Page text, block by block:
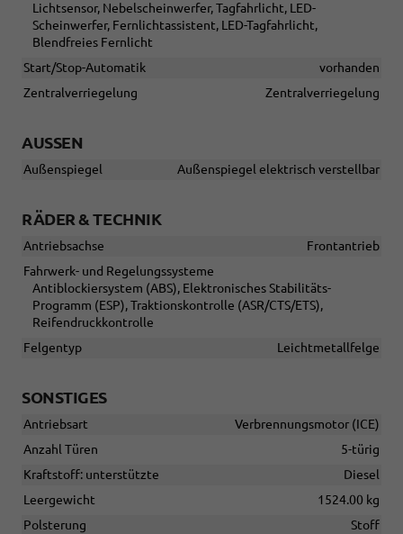
Lichtsensor, Nebelscheinwerfer, Tagfahrlicht, LED-
Scheinwerfer, Fernlichtassistent, LED-Tagfahrlicht,
Blendfreies Fernlicht
Start/Stop-Automatik
vorhanden
Zentralverriegelung
Zentralverriegelung
AUSSEN
Außenspiegel Außenspiegel elektrisch verstellbar
RÄDER & TECHNIK
Antriebsachse
Frontantrieb
Fahrwerk- und Regelungssysteme
Antiblockiersystem (ABS), Elektronisches Stabilitäts-
Programm (ESP), Traktionskontrolle (ASR/CTS/ETS),
Reifendruckkontrolle
Felgentyp
Leichtmetallfelge
SONSTIGES
Antriebsart
Verbrennungsmotor (ICE)
Anzahl Türen
5-türig
Kraftstoff: unterstützte
Diesel
Leergewicht
1524.00 kg
Polsterung
Stoff